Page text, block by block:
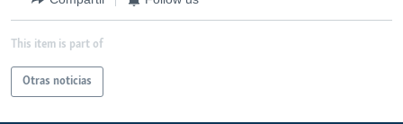
ENTRETENIMIENTO
Idiomas
This item is part of
Otras noticias